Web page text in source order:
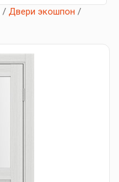
/ Двери экошпон /